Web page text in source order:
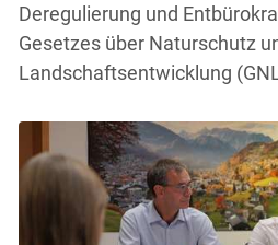
Deregulierung und
Gesetzes über Naturschutz
Landschaftsentwicklung